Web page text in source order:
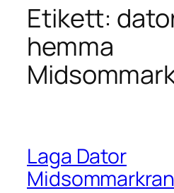
Etikett:
hemma
Laga Dator